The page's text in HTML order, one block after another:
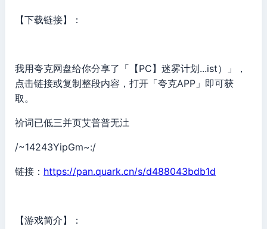
【下载链接】：
我用夸克网盘给你分享了「【PC】迷雾计划...ist）」，
点击链接或复制整段内容，打开「夸克APP」即可获
取。
祄词已低三并页艾普普无汢
/~14243YipGm~:/
链接： https://pan.quark.cn/s/d488043bdb1d
【游戏简介】：